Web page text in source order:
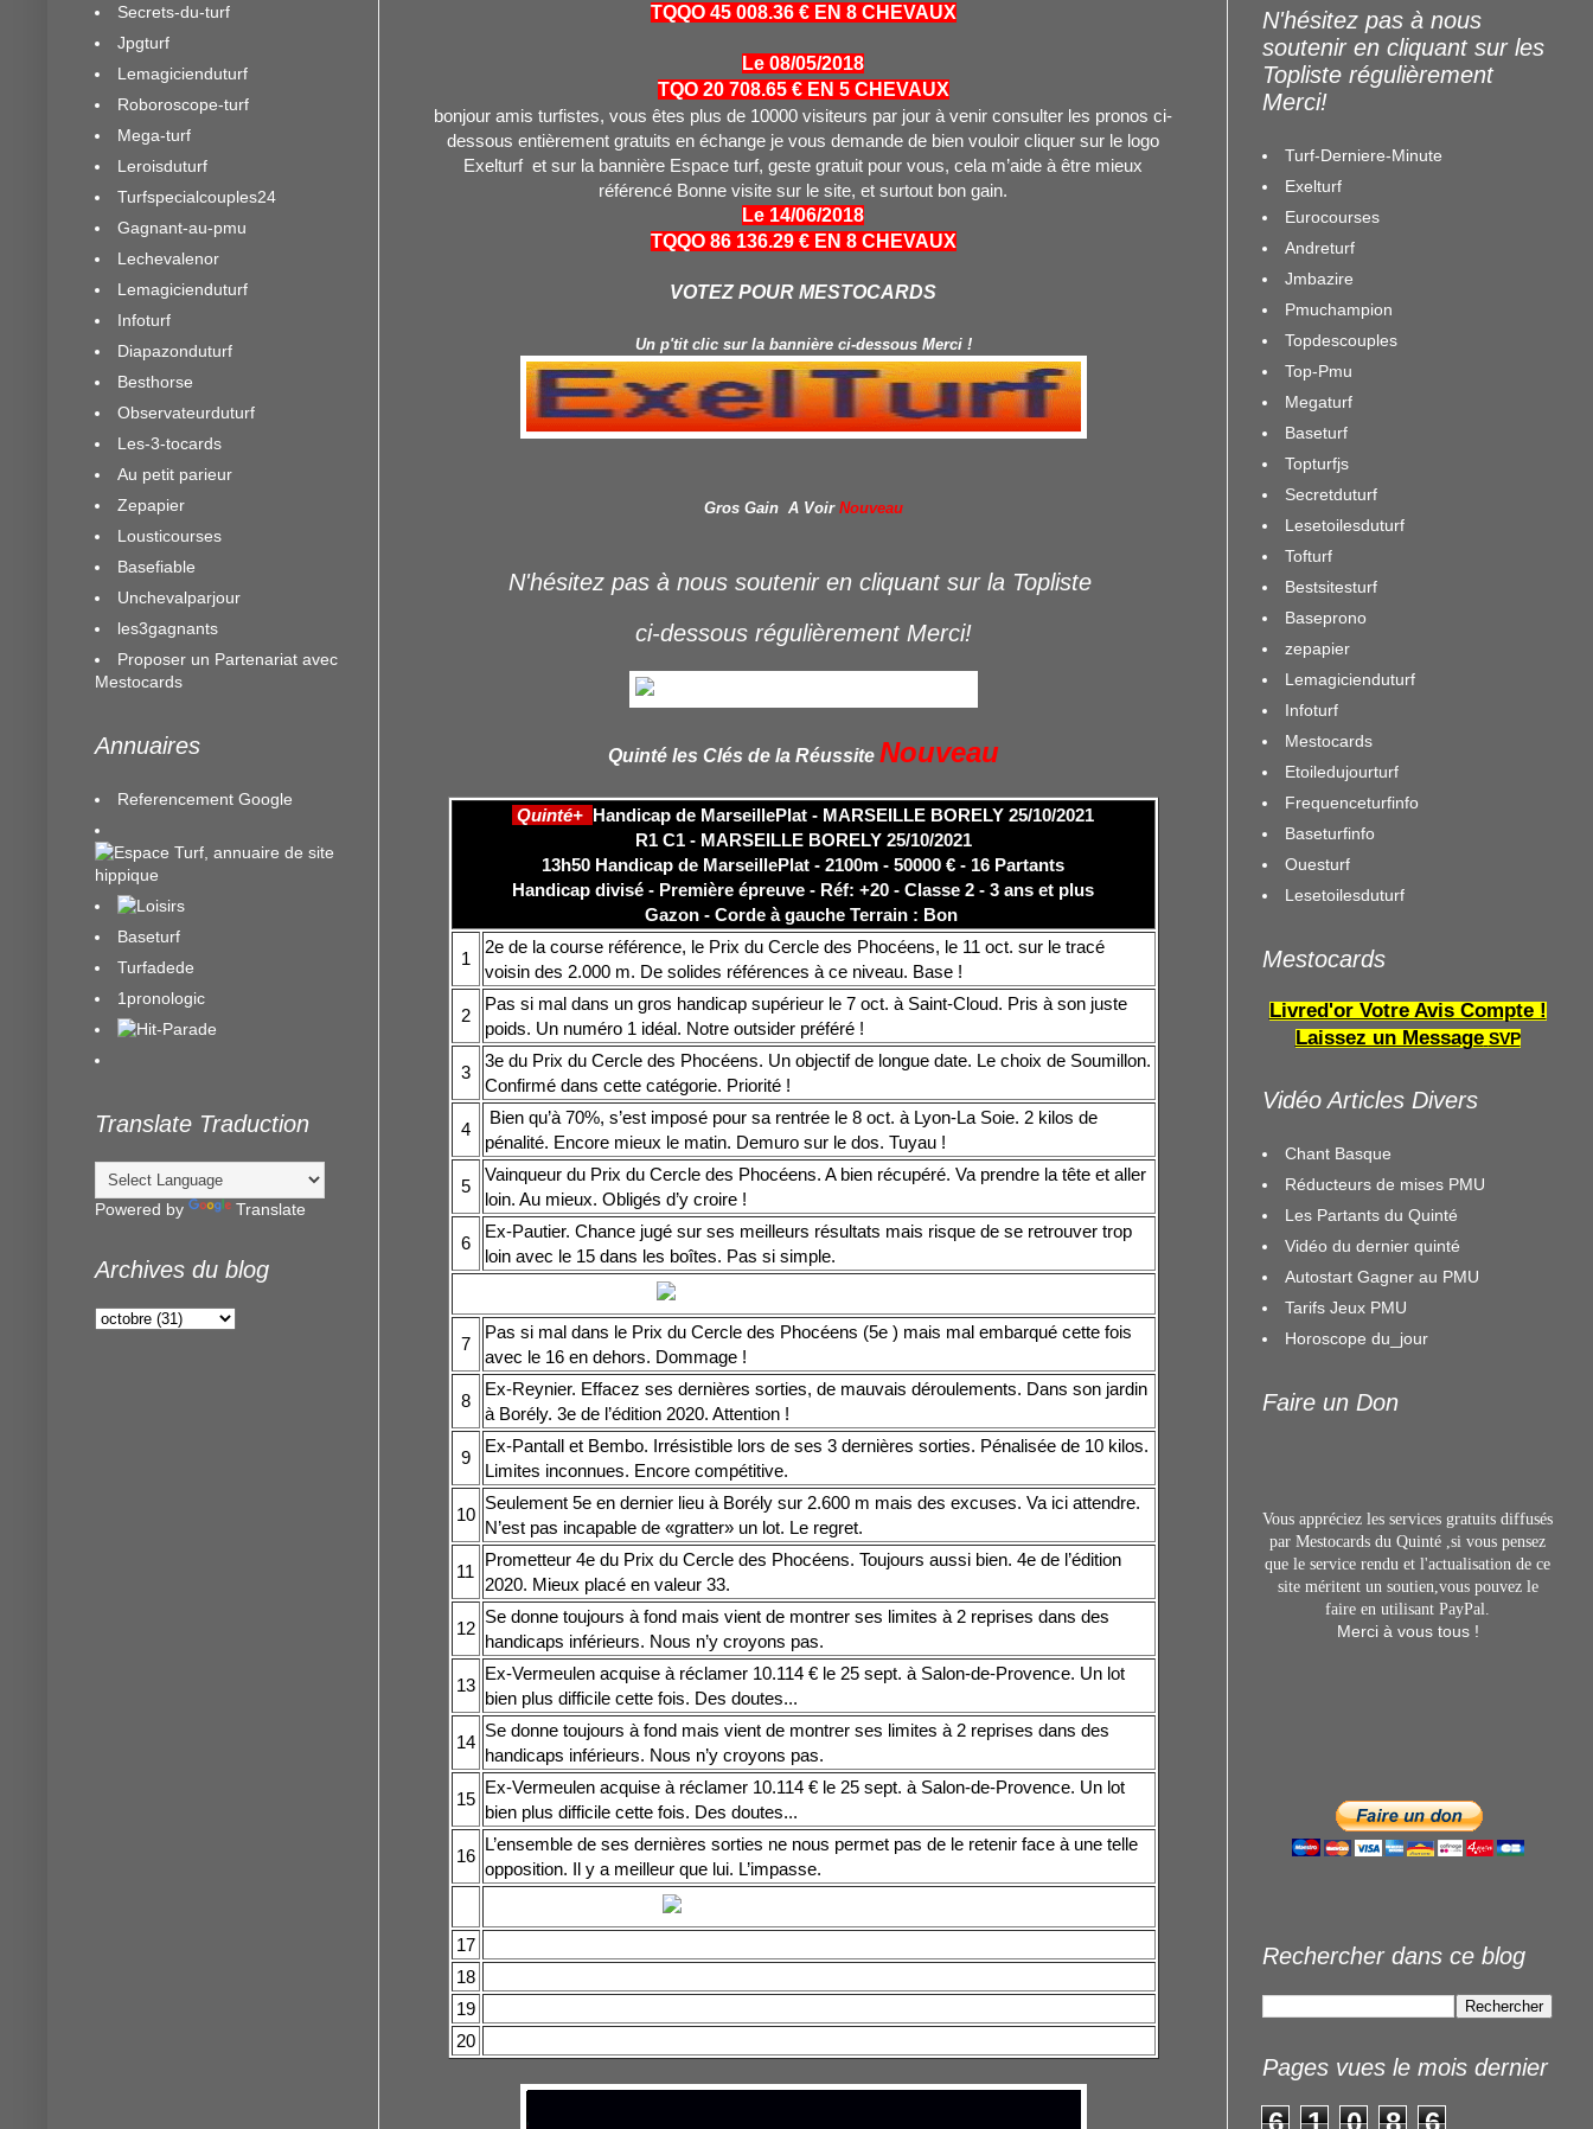
TQQO 45 008.36 € EN 8 CHEVAUX
Le 08/05/2018
TQO 20 708.65 € EN 5 CHEVAUX
bonjour amis turfistes, vous êtes plus de 10000 visiteurs par jour à venir consulter les pronos ci-
dessous entièrement gratuits en échange je vous demande de bien vouloir cliquer sur le logo
Exelturf et sur la bannière Espace turf, geste gratuit pour vous, cela m’aide à être mieux
référencé Bonne visite sur le site, et surtout bon gain.
Le 14/06/2018
TQQO 86 136.29 € EN 8 CHEVAUX
VOTEZ POUR MESTOCARDS
Un p'tit clic sur la bannière ci-dessous Merci !
Gros Gain A Voir Nouveau
N'hésitez pas à nous soutenir en cliquant sur la Topliste
ci-dessous régulièrement Merci!
Quinté les Clés de la Réussite Nouveau
Quinté+ Handicap de MarseillePlat - MARSEILLE BORELY 25/10/2021
R1 C1 - MARSEILLE BORELY 25/10/2021
13h50 Handicap de MarseillePlat - 2100m - 50000 € - 16 Partants
Handicap divisé - Première épreuve - Réf: +20 - Classe 2 - 3 ans et plus
Gazon - Corde à gauche Terrain : Bon
1
2e de la course référence, le Prix du Cercle des Phocéens, le 11 oct. sur le tracé
voisin des 2.000 m. De solides références à ce niveau. Base !
2
Pas si mal dans un gros handicap supérieur le 7 oct. à Saint-Cloud. Pris à son juste
poids. Un numéro 1 idéal. Notre outsider préféré !
3
3e du Prix du Cercle des Phocéens. Un objectif de longue date. Le choix de Soumillon.
Confirmé dans cette catégorie. Priorité !
4
Bien qu’à 70%, s’est imposé pour sa rentrée le 8 oct. à Lyon-La Soie. 2 kilos de
pénalité. Encore mieux le matin. Demuro sur le dos. Tuyau !
5
Vainqueur du Prix du Cercle des Phocéens. A bien récupéré. Va prendre la tête et aller
loin. Au mieux. Obligés d’y croire !
6
Ex-Pautier. Chance jugé sur ses meilleurs résultats mais risque de se retrouver trop
loin avec le 15 dans les boîtes. Pas si simple.
7
Pas si mal dans le Prix du Cercle des Phocéens (5e ) mais mal embarqué cette fois
avec le 16 en dehors. Dommage !
8
Ex-Reynier. Effacez ses dernières sorties, de mauvais déroulements. Dans son jardin
à Borély. 3e de l’édition 2020. Attention !
9
Ex-Pantall et Bembo. Irrésistible lors de ses 3 dernières sorties. Pénalisée de 10 kilos.
Limites inconnues. Encore compétitive.
10
Seulement 5e en dernier lieu à Borély sur 2.600 m mais des excuses. Va ici attendre.
N’est pas incapable de «gratter» un lot. Le regret.
11
Prometteur 4e du Prix du Cercle des Phocéens. Toujours aussi bien. 4e de l’édition
2020. Mieux placé en valeur 33.
12
Se donne toujours à fond mais vient de montrer ses limites à 2 reprises dans des
handicaps inférieurs. Nous n’y croyons pas.
13
Ex-Vermeulen acquise à réclamer 10.114 € le 25 sept. à Salon-de-Provence. Un lot
bien plus difficile cette fois. Des doutes...
14
Se donne toujours à fond mais vient de montrer ses limites à 2 reprises dans des
handicaps inférieurs. Nous n’y croyons pas.
15
Ex-Vermeulen acquise à réclamer 10.114 € le 25 sept. à Salon-de-Provence. Un lot
bien plus difficile cette fois. Des doutes...
16
L’ensemble de ses dernières sorties ne nous permet pas de le retenir face à une telle
opposition. Il y a meilleur que lui. L’impasse.
17
18
19
20
Secrets-du-turf
Jpgturf
Lemagicienduturf
Roboroscope-turf
Mega-turf
Leroisduturf
Turfspecialcouples24
Gagnant-au-pmu
Lechevalenor
Lemagicienduturf
Infoturf
Diapazonduturf
Besthorse
Observateurduturf
Les-3-tocards
Au petit parieur
Zepapier
Lousticourses
Basefiable
Unchevalparjour
les3gagnants
Proposer un Partenariat avec
Mestocards
Annuaires
Referencement Google
Baseturf
Turfadede
1pronologic
Translate Traduction
Powered by Translate
Archives du blog
N'hésitez pas à nous
soutenir en cliquant sur les
Topliste régulièrement
Merci!
Turf-Derniere-Minute
Exelturf
Eurocourses
Andreturf
Jmbazire
Pmuchampion
Topdescouples
Top-Pmu
Megaturf
Baseturf
Topturfjs
Secretduturf
Lesetoilesduturf
Tofturf
Bestsitesturf
Baseprono
zepapier
Lemagicienduturf
Infoturf
Mestocards
Etoiledujourturf
Frequenceturfinfo
Baseturfinfo
Ouesturf
Lesetoilesduturf
Mestocards
Livred'or Votre Avis Compte !
Laissez un Message SVP
Vidéo Articles Divers
Chant Basque
Réducteurs de mises PMU
Les Partants du Quinté
Vidéo du dernier quinté
Autostart Gagner au PMU
Tarifs Jeux PMU
Horoscope du_jour
Faire un Don
Vous appréciez les services gratuits diffusés
par Mestocards du Quinté ,si vous pensez
que le service rendu et l'actualisation de ce
site méritent un soutien,vous pouvez le
faire en utilisant PayPal.
Merci à vous tous !
Rechercher dans ce blog
Pages vues le mois dernier
6 1 0 8 6